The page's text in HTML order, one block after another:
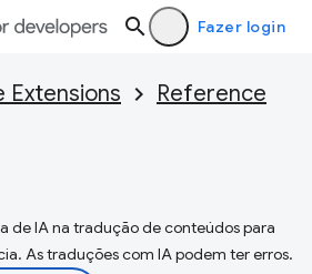
Fazer login
Extensions
Reference
de IA na tradução de conteúdos para
As traduções com IA podem ter erros.